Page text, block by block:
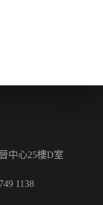
中心25樓D室
1138